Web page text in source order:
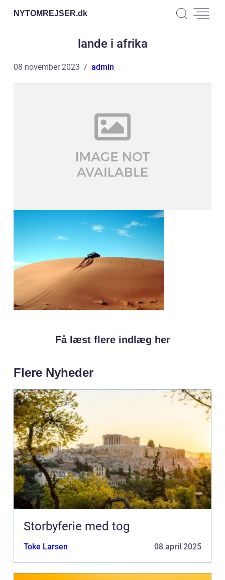
NYTOMREJSER.dk
lande i afrika
08 november 2023 admin
Få læst flere indlæg her
Flere Nyheder
Storbyferie med tog
Toke Larsen 08 april 2025